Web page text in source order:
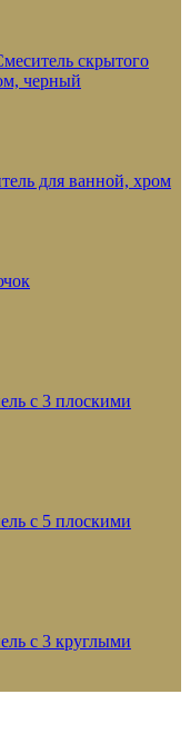
скрытого
черный
для ванной, хром
с 3 плоскими
с 5 плоскими
с 3 круглыми